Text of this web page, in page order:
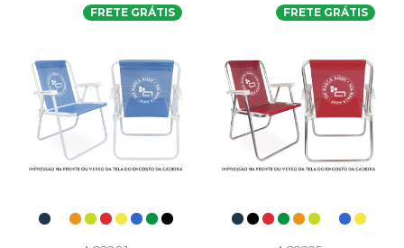
FRETE GRÁTIS FRETE GRÁTIS